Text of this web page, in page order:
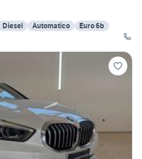
Diesel Automatico
Euro 6b